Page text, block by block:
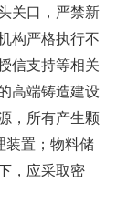
关口，严禁新
构严格执行不
信支持等相关
高端铸造建设
，所有产生颗
装置；物料储
，应采取密